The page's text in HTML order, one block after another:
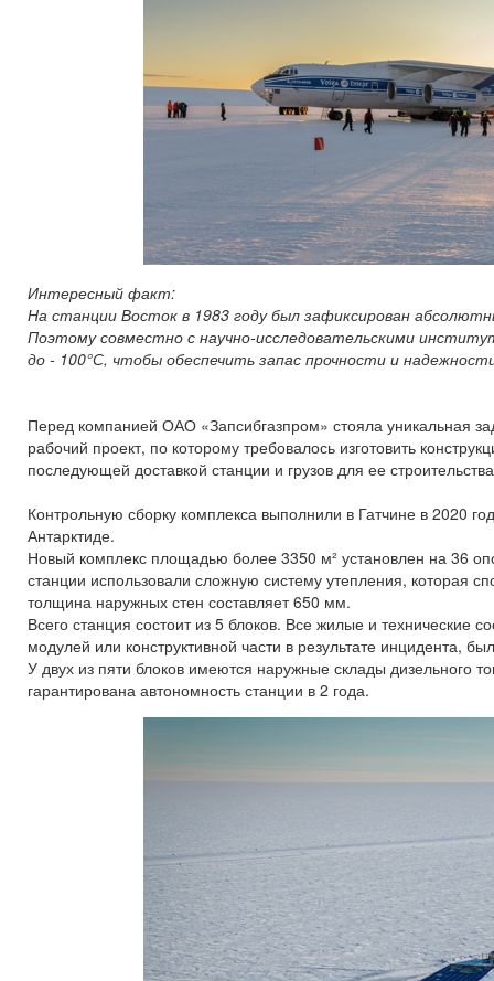
Интересный факт:
На станции Восток в 1983 году был зафиксирован
Поэтому совместно с научно-исследовательскими
до - 100°С, чтобы обеспечить запас прочности и
Перед компанией ОАО «Запсибгазпром» стояла уникальная
рабочий проект, по которому требовалось изготовить
последующей доставкой станции и грузов для ее
Контрольную сборку комплекса выполнили в Гатчине в 2020
Антарктиде.
Новый комплекс площадью более 3350 м² установлен на 36
станции использовали сложную систему утепления, которая
толщина наружных стен составляет 650 мм.
Всего станция состоит из 5 блоков. Все жилые и технические
модулей или конструктивной части в результате инцидента,
У двух из пяти блоков имеются наружные склады дизельного
гарантирована автономность станции в 2 года.